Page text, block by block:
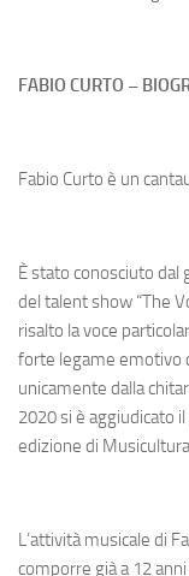
FABIO CURTO –
Fabio Curto è un
È stato conosciuto dal
del talent show “The
risalto la voce
forte legame emotivo
unicamente dalla
2020 si è aggiudicato
edizione di
L’attività musicale di
comporre già a 12